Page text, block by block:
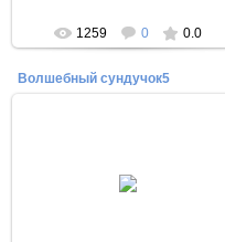
1259 0 0.0
Волшебный сундучок5